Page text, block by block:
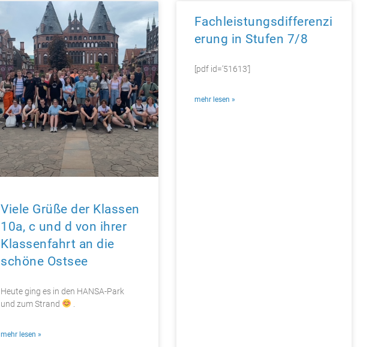
Viele Grüße der Klassen
10a, c und d von ihrer
Klassenfahrt an die
schöne Ostsee
Heute ging es in den HANSA-Park
und zum Strand
mehr lesen »
Fachleistungsdifferenzi
erung in Stufen 7/8
[pdf id=’51613′]
mehr lesen »